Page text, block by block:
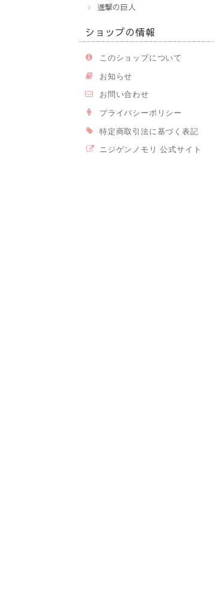
進撃の巨人
ショップの情報
このショップについて
お知らせ
お問い合わせ
プライバシーポリシー
特定商取引法に基づく表記
ニジゲンノモリ 公式サイト